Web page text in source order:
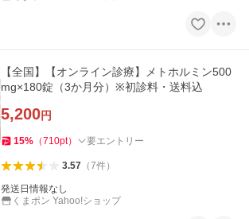
【全国】【オンライン診療】メトホルミン500
mg×180錠（3か月分）※初診料・送料込
5,200円
15% （710pt） 要エントリー
3.57（7件）
発送日情報なし
くまポン Yahoo!ショップ